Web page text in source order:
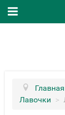
Главная
Лавочки >